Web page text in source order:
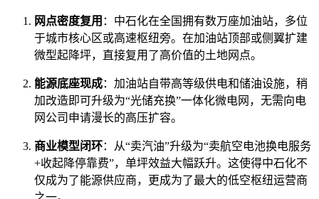
网点密度复用 ：中石化在全国拥有数万座加油站，多位
于城市核心区或高速枢纽旁。在加油站顶部或侧翼扩建
微型起降坪，直接复用了高价值的土地网点。
能源底座现成：加油站自带高等级供电和储油设施，稍
加改造即可升级为“光储充换”一体化微电网，无需向电
网公司申请漫长的高压扩容。
商业模型闭环：从“卖汽油”升级为“卖航空电池换电服务
+收起降停靠费”，单坪效益大幅跃升。这使得中石化不
仅成为了能源供应商，更成为了最大的低空枢纽运营商